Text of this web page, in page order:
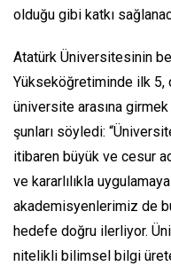
olduğu gibi katkı
Atatürk Üniversitesinin
Yükseköğretiminde ilk 5,
üniversite arasına
şunları söyledi:
itibaren büyük ve cesur
ve kararlılıkla
akademisyenlerimiz de
hedefe doğru ilerliyor.
nitelikli bilimsel bilgi